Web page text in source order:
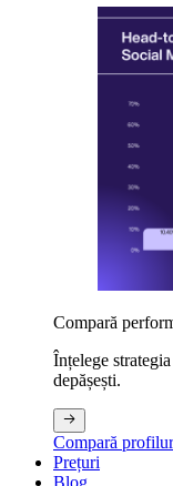
Compară
Înțelege
depășești.
Compară
Prețuri